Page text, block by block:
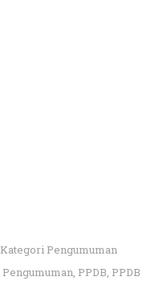
Kategori Pengumuman
Pengumuman, PPDB, PPDB